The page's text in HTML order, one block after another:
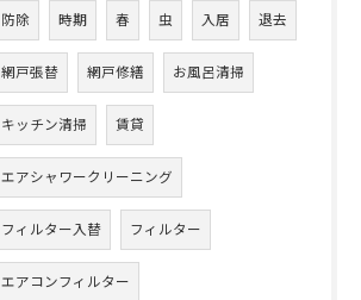
防除 時期 春 虫 入居 退去
網戸張替 網戸修繕 お風呂清掃
キッチン清掃 賃貸
エアシャワークリーニング
フィルター入替 フィルター
エアコンフィルター